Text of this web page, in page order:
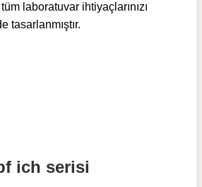
laboratuvar ihtiyaçlarınızı
tasarlanmıştır.